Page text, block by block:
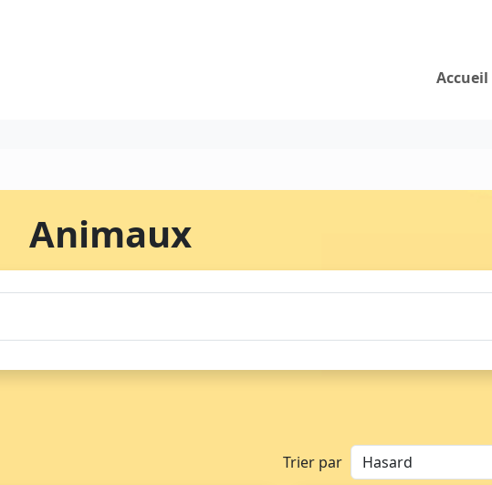
Accueil
Animaux
Trier par